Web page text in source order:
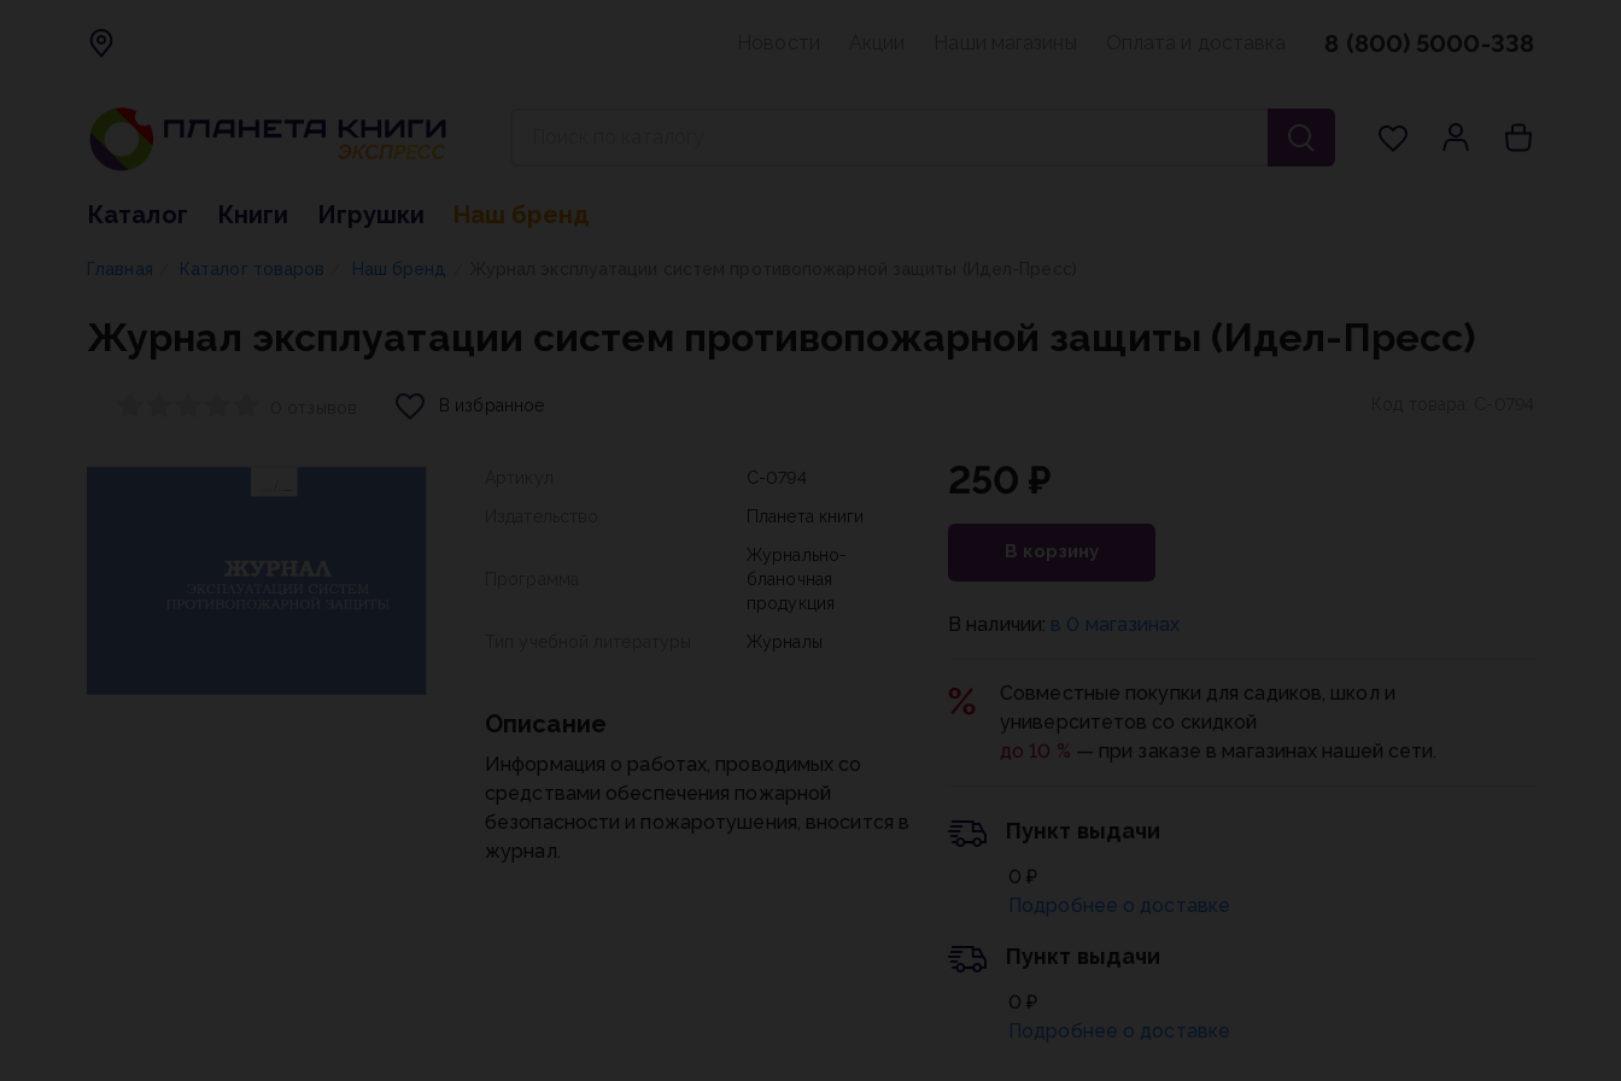
8 (800) 5000-338
Каталог Книги Игрушки Наш бренд
Главная Каталог товаров Наш бренд
Журнал эксплуатации систем противопожарной защиты (Идел-Пресс)
В избранное
С-0794
Планета книги
Журнально-
бланочная
продукция
Журналы
Описание
Информация о работах, проводимых со
средствами обеспечения пожарной
безопасности и пожаротушения, вносится в
журнал.
250 ₽
В корзину
В наличии: в 0 магазинах
Совместные покупки для садиков, школ и
университетов со скидкой
до 10 % — при заказе в магазинах нашей сети.
Пункт выдачи
0 ₽
Подробнее о доставке
Пункт выдачи
0 ₽
Подробнее о доставке